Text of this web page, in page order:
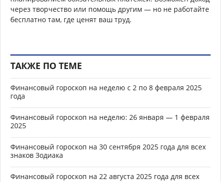
через творчество или помощь другим — но не работайте
бесплатно там, где ценят ваш труд.
ТАКЖЕ ПО ТЕМЕ
Финансовый гороскоп на неделю с 2 по 8 февраля 2025
года
Финансовый гороскоп на неделю: 26 января — 1 февраля
2025
Финансовый гороскоп на 30 сентября 2025 года для всех
знаков Зодиака
Финансовый гороскоп на 22 августа 2025 года для всех